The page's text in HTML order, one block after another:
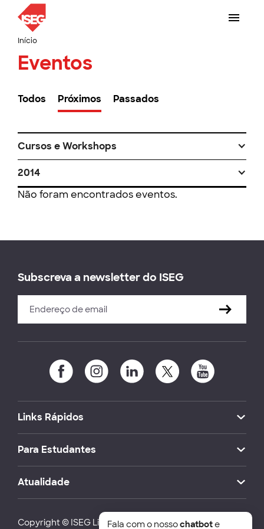
Início
Eventos
Todos Próximos Passados
Cursos e Workshops
2014
Não foram encontrados eventos.
Subscreva a newsletter do ISEG
Links Rápidos
Para Estudantes
Atualidade
Copyright © ISEG Lisbon School of Economics and
Fala com o nossochatbote